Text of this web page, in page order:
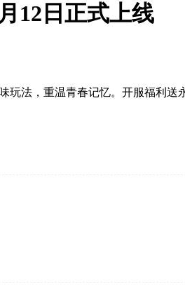
12日正式上线
玩法，重温青春记忆。开服福利送